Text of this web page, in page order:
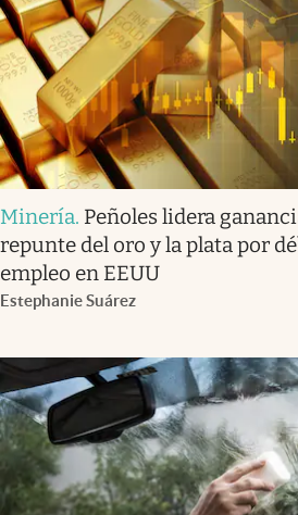
Minería. Peñoles lidera
repunte del oro y la plata por
empleo en EEUU
Estephanie Suárez